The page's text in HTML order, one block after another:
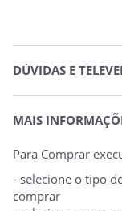
DÚVIDAS E
MAIS
Para Comprar
- selecione o tipo
comprar